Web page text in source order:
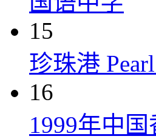
15
珍珠港
16
1999年中